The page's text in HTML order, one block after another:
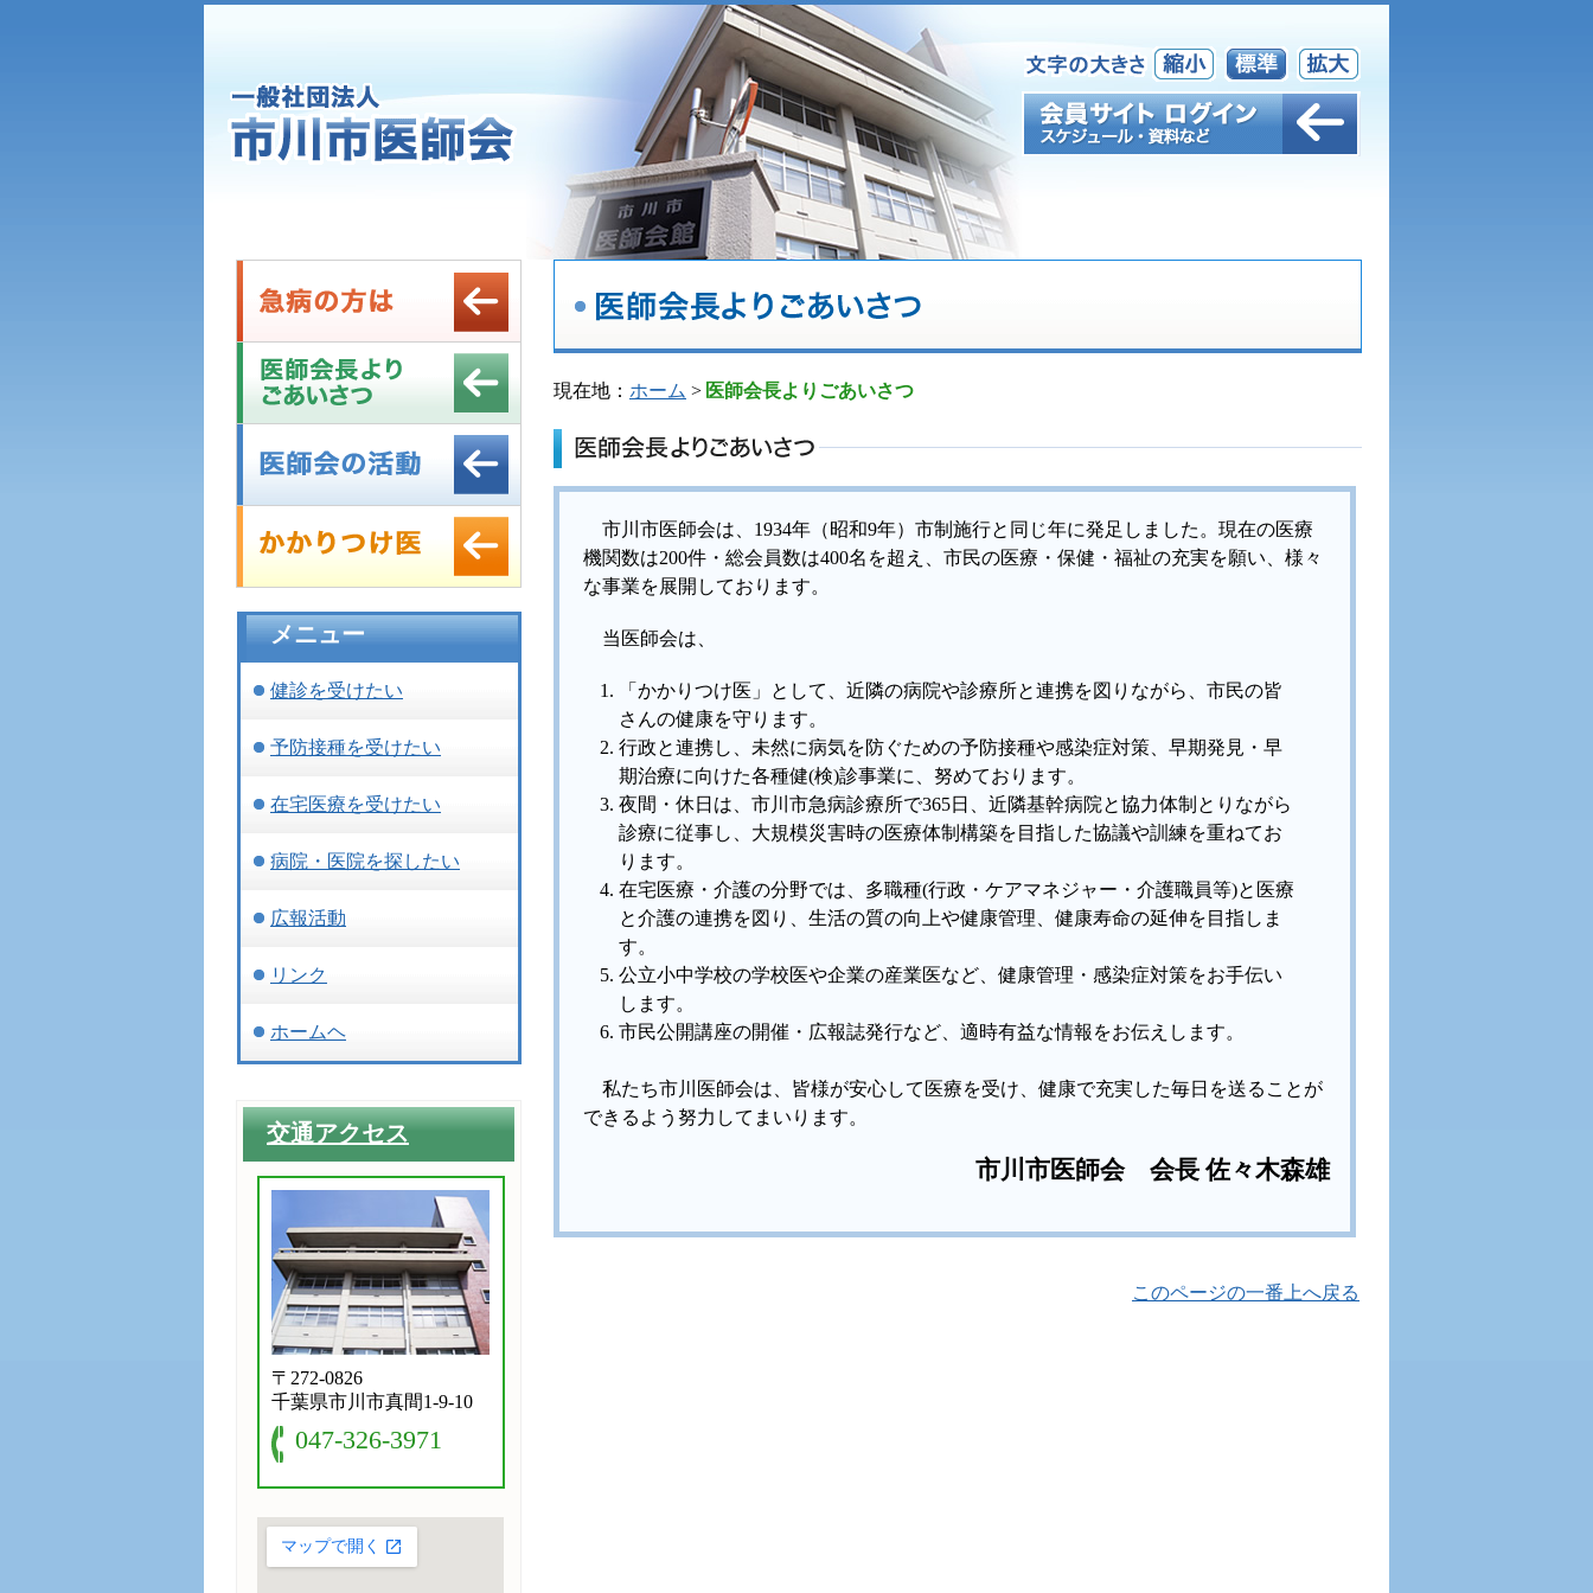
現在地： ホーム > 医師会長よりごあいさつ
市川市医師会は、1934年（昭和9年）市制施行と同じ年に発足しました。現在の医療
機関数は200件・総会員数は400名を超え、市民の医療・保健・福祉の充実を願い、様々
な事業を展開しております。
当医師会は、
「かかりつけ医」として、近隣の病院や診療所と連携を図りながら、市民の皆
さんの健康を守ります。
行政と連携し、未然に病気を防ぐための予防接種や感染症対策、早期発見・早
期治療に向けた各種健(検)診事業に、努めております。
夜間・休日は、市川市急病診療所で365日、近隣基幹病院と協力体制とりながら
診療に従事し、大規模災害時の医療体制構築を目指した協議や訓練を重ねてお
ります。
在宅医療・介護の分野では、多職種(行政・ケアマネジャー・介護職員等)と医療
と介護の連携を図り、生活の質の向上や健康管理、健康寿命の延伸を目指しま
す。
公立小中学校の学校医や企業の産業医など、健康管理・感染症対策をお手伝い
します。
市民公開講座の開催・広報誌発行など、適時有益な情報をお伝えします。
私たち市川医師会は、皆様が安心して医療を受け、健康で充実した毎日を送ることが
できるよう努力してまいります。
市川市医師会 会長 佐々木森雄
このページの一番上へ戻る
メニュー
健診を受けたい
予防接種を受けたい
在宅医療を受けたい
病院・医院を探したい
広報活動
リンク
ホームヘ
交通アクセス
〒272-0826
千葉県市川市真間1-9-10
047-326-3971